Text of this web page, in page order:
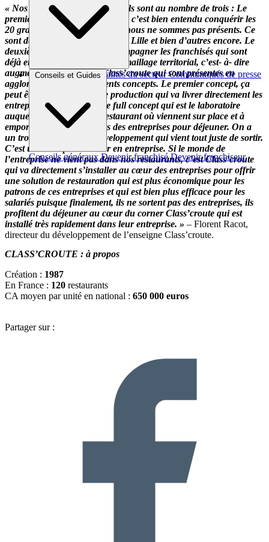
Brèves et actus Actualités du secteur Communiqués de presse
Conseils et Guides
Conseils généraux Devenir franchisé Devenir franchiseur
« Nos objectifs sont très clairs. Ils sont au nombre de trois : Le
premier -et le principal objectif-, c’est bien entendu conquérir les
20 grandes agglomérations où nous ne sommes pas présents. Ce
sont des villes comme Marseille, Lille et bien d’autres encore. Le
deuxième objectif, c’est d’accompagner les franchisés qui sont
déjà en place pour densifier le maillage territorial, c’est- à- dire
augmenter le nombre de Class’croute qui sont présentes en
agglomération sous différents concepts. Le premier concept, ça
peut être un laboratoire de production qui va livrer directement les
entreprises. Et puis, on a le full concept qui est le laboratoire
auquel on va jouxter un restaurant où viennent sur place et à
emporter les collaborateurs des entreprises pour déjeuner. On a
un troisième niveau de développement qui vient tout juste de sortir.
C’est un concept en corner en entreprise. Si le monde de
l’entreprise ne vient pas dans nos restaurants, c’est Class’croute
qui va directement s’installer au cœur des entreprises pour offrir
une solution de restauration qui est plus économique pour les
patrons de ces entreprises et qui est bien plus efficace pour les
salariés puisque finalement, ils ne sortent pas des entreprises, ils
profitent du déjeuner au cœur du corner Class’croute qui est
installé très rapidement dans leur entreprise. » – Florent Racot,
directeur du développement de l’enseigne Class’croute.
CLASS’CROUTE : à propos
Création : 1987
En France : 120 restaurants
CA moyen par unité en national : 650 000 euros
Partager sur :